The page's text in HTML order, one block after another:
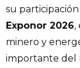
su
Exponor 2026,
minero y
importante del